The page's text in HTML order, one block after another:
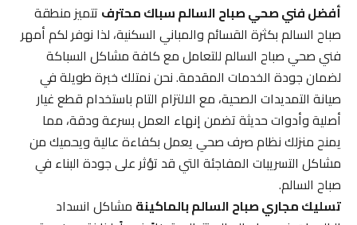
أفضل فني صحي صباح السالم سباك محترفتتميز منطقة
صباح السالم بكثرة القسائم والمباني السكنية، لذا نوفر لكم أمهر
فني صحي صباح السالم للتعامل مع كافة مشاكل السباكة
لضمان جودة الخدمات المقدمة. نحن نمتلك خبرة طويلة في
صيانة التمديدات الصحية، مع الالتزام التام باستخدام قطع غيار
أصلية وأدوات حديثة تضمن إنهاء العمل بسرعة ودقة، مما
يمنح منزلك نظام صرف صحي يعمل بكفاءة عالية ويحميك من
مشاكل التسريبات المفاجئة التي قد تؤثر على جودة البناء في
صباح السالم.
تسليك مجاري صباح السالم بالماكينةمشاكل انسداد